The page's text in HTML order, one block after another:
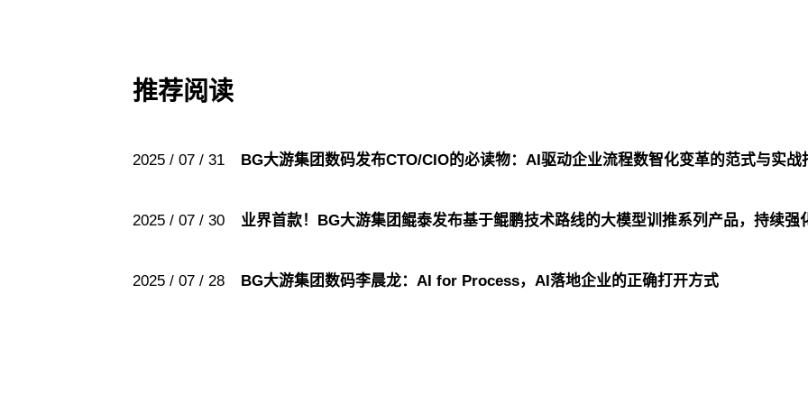
推荐阅读
2025 / 07 / 31 BG大游集团数码发布CTO/CIO的必读物：AI驱动企业流程数智化变革的范式与实战
2025 / 07 / 30 业界首款！BG大游集团鲲泰发布基于鲲鹏技术路线的大模型训推系列产品，持续强
2025 / 07 / 28 BG大游集团数码李晨龙：AI for Process，AI落地企业的正确打开方式